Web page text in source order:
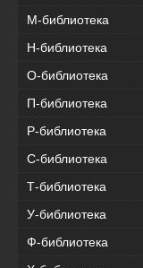
М-библиотека
Н-библиотека
О-библиотека
П-библиотека
Р-библиотека
С-библиотека
Т-библиотека
У-библиотека
Ф-библиотека